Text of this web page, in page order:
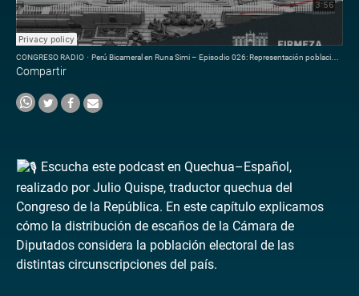
CONGRESO RADIO · Perú Bicameral en Runa Simi – Episodio 026: Representación poblacional en la Cámara de Diputados
Compartir
Escucha este podcast en Quechua–Español,
realizado por Julio Quispe, traductor quechua del
Congreso de la República. En este capítulo explicamos
cómo la distribución de escaños de la Cámara de
Diputados considera la población electoral de las
distintas circunscripciones del país.